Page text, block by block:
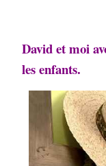
David et moi
les enfants.